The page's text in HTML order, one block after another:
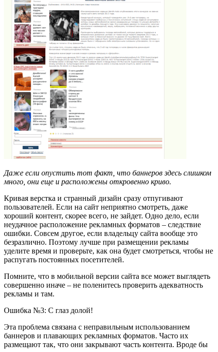
Даже если опустить тот факт, что баннеров здесь слишком
много, они еще и расположены откровенно криво.
Кривая верстка и странный дизайн сразу отпугивают
пользователей. Если на сайт неприятно смотреть, даже
хороший контент, скорее всего, не зайдет. Одно дело, если
неудачное расположение рекламных форматов – следствие
ошибки. Совсем другое, если владельцу сайта вообще это
безразлично. Поэтому лучше при размещении рекламы
уделите время и проверьте, как она будет смотреться, чтобы не
распугать постоянных посетителей.
Помните, что в мобильной версии сайта все может выглядеть
совершенно иначе – не поленитесь проверить адекватность
рекламы и там.
Ошибка №3: С глаз долой!
Эта проблема связана с неправильным использованием
баннеров и плавающих рекламных форматов. Часто их
размещают так, что они закрывают часть контента. Вроде бы